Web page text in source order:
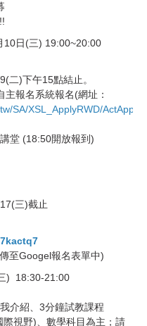
日(三) 19:00~20:00
二)下午15點結止。
報名系統報名(網址：
SA/XSL_ApplyRWD/
堂 (18:50開放報到)
三)截止
至Googel報名表單中)
) 18:30-21:00
介紹、3分鐘試教課程
視野)、數學科目為主；請